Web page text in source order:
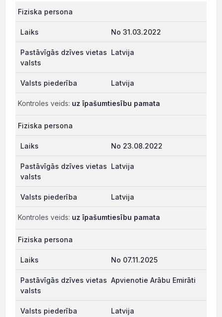
Fiziska persona
No 31.03.2022
Latvija
Latvija
Kontroles veids: uz īpašumtiesību pamata
Fiziska persona
No 23.08.2022
Latvija
Latvija
Kontroles veids: uz īpašumtiesību pamata
Fiziska persona
No 07.11.2025
Apvienotie Arābu Emirāti
Latvija